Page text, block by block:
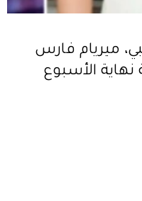
ميريام فارس
الأسبوع